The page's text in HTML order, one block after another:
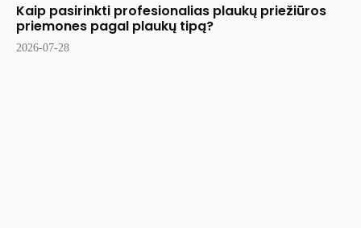
Kaip pasirinkti profesionalias plaukų priežiūros
priemones pagal plaukų tipą?
2026-07-28